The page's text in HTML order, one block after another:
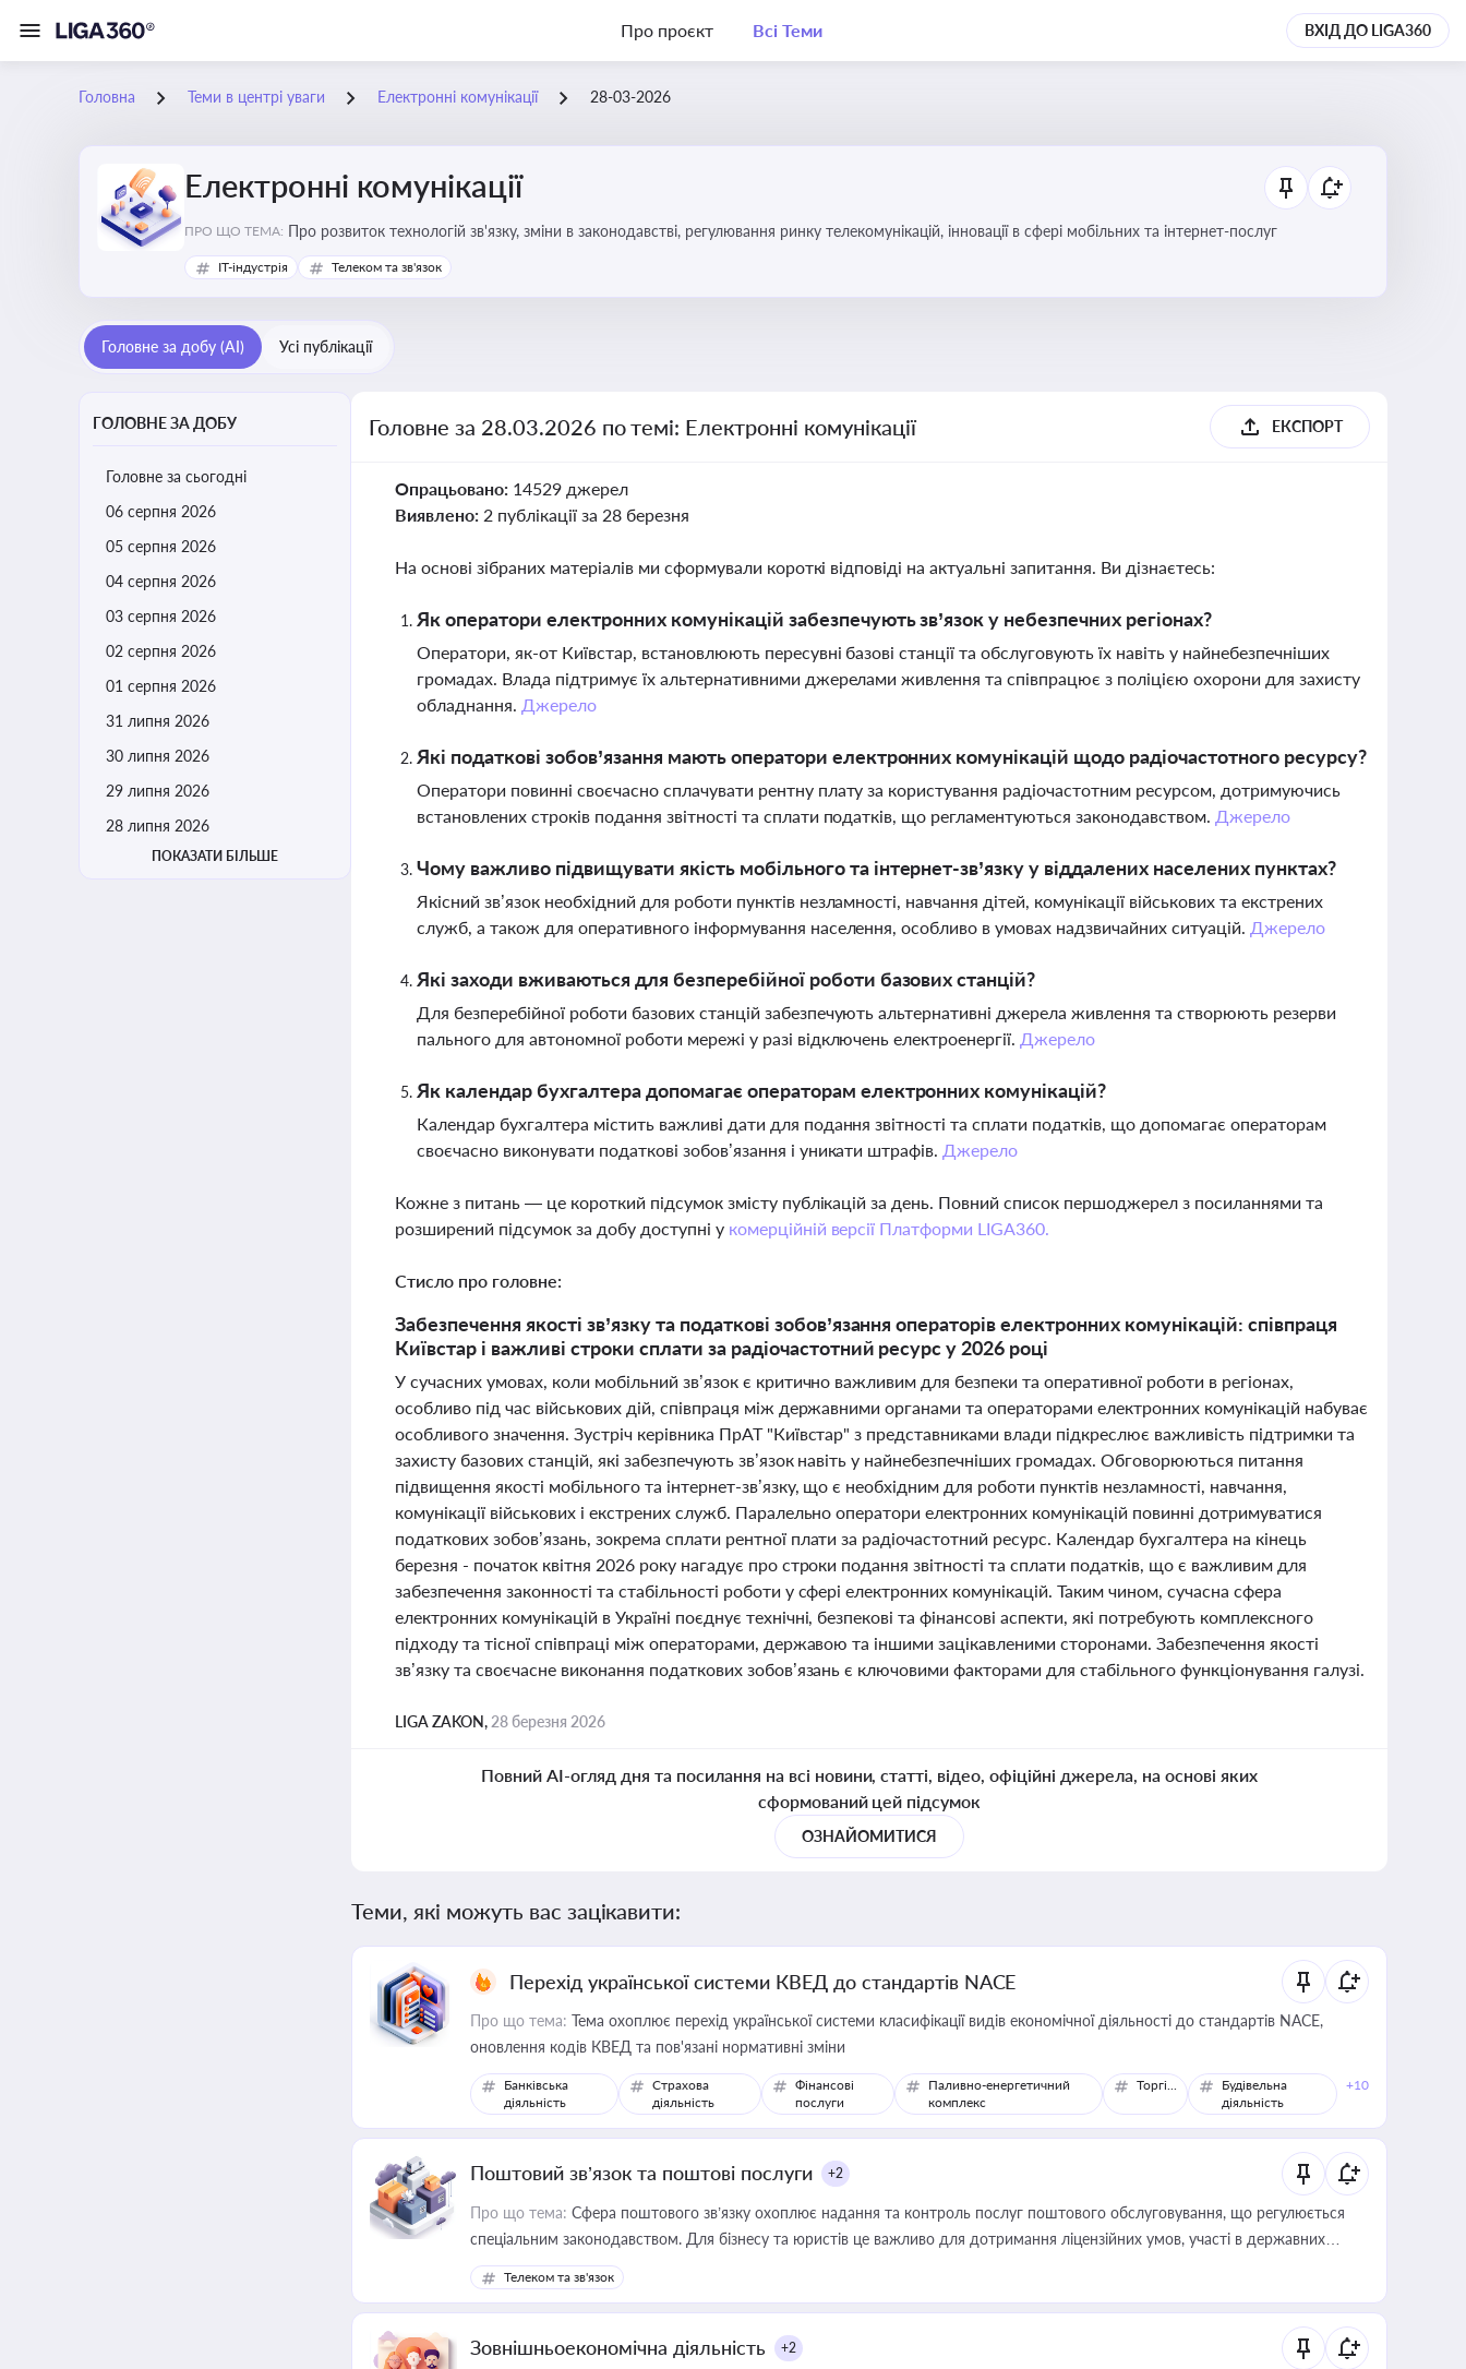
Про проєкт Всі Теми ВХІД ДО LIGA360
Головна Теми в центрі уваги Електронні комунікації 28-03-2026
Електронні комунікації
ПРО ЩО ТЕМА: Про розвиток технологій зв'язку, зміни в законодавстві, регулювання ринку телекомунікацій, інновації в сфері мобільних та інтернет-послуг
IT-індустрія Телеком та зв'язок
Головне за добу (AI) Усі публікації
ГОЛОВНЕ ЗА ДОБУ
Головне за сьогодні
06 серпня 2026
05 серпня 2026
04 серпня 2026
03 серпня 2026
02 серпня 2026
01 серпня 2026
31 липня 2026
30 липня 2026
29 липня 2026
28 липня 2026
ПОКАЗАТИ БІЛЬШЕ
Головне за 28.03.2026 по темі: Електронні комунікації ЕКСПОРТ
Опрацьовано: 14529 джерел
Виявлено: 2 публікації за 28 березня
На основі зібраних матеріалів ми сформували короткі відповіді на актуальні запитання. Ви дізнаєтесь:
Як оператори електронних комунікацій забезпечують зв’язок у небезпечних регіонах?
Оператори, як-от Київстар, встановлюють пересувні базові станції та обслуговують їх навіть у найнебезпечніших
громадах. Влада підтримує їх альтернативними джерелами живлення та співпрацює з поліцією охорони для захисту
обладнання. Джерело
Які податкові зобов’язання мають оператори електронних комунікацій щодо радіочастотного ресурсу?
Оператори повинні своєчасно сплачувати рентну плату за користування радіочастотним ресурсом, дотримуючись
встановлених строків подання звітності та сплати податків, що регламентуються законодавством. Джерело
Чому важливо підвищувати якість мобільного та інтернет-зв’язку у віддалених населених пунктах?
Якісний зв’язок необхідний для роботи пунктів незламності, навчання дітей, комунікації військових та екстрених
служб, а також для оперативного інформування населення, особливо в умовах надзвичайних ситуацій. Джерело
Які заходи вживаються для безперебійної роботи базових станцій?
Для безперебійної роботи базових станцій забезпечують альтернативні джерела живлення та створюють резерви
пального для автономної роботи мережі у разі відключень електроенергії. Джерело
Як календар бухгалтера допомагає операторам електронних комунікацій?
Календар бухгалтера містить важливі дати для подання звітності та сплати податків, що допомагає операторам
своєчасно виконувати податкові зобов’язання і уникати штрафів. Джерело
Кожне з питань — це короткий підсумок змісту публікацій за день. Повний список першоджерел з посиланнями та
розширений підсумок за добу доступні у комерційній версії Платформи LIGA360.
Стисло про головне:
Забезпечення якості зв’язку та податкові зобов’язання операторів електронних комунікацій: співпраця
Київстар і важливі строки сплати за радіочастотний ресурс у 2026 році
У сучасних умовах, коли мобільний зв’язок є критично важливим для безпеки та оперативної роботи в регіонах,
особливо під час військових дій, співпраця між державними органами та операторами електронних комунікацій набуває
особливого значення. Зустріч керівника ПрАТ "Київстар" з представниками влади підкреслює важливість підтримки та
захисту базових станцій, які забезпечують зв’язок навіть у найнебезпечніших громадах. Обговорюються питання
підвищення якості мобільного та інтернет-зв’язку, що є необхідним для роботи пунктів незламності, навчання,
комунікації військових і екстрених служб. Паралельно оператори електронних комунікацій повинні дотримуватися
податкових зобов’язань, зокрема сплати рентної плати за радіочастотний ресурс. Календар бухгалтера на кінець
березня - початок квітня 2026 року нагадує про строки подання звітності та сплати податків, що є важливим для
забезпечення законності та стабільності роботи у сфері електронних комунікацій. Таким чином, сучасна сфера
електронних комунікацій в Україні поєднує технічні, безпекові та фінансові аспекти, які потребують комплексного
підходу та тісної співпраці між операторами, державою та іншими зацікавленими сторонами. Забезпечення якості
зв’язку та своєчасне виконання податкових зобов’язань є ключовими факторами для стабільного функціонування галузі.
LIGA ZAKON, 28 березня 2026
Повний AI-огляд дня та посилання на всі новини, статті, відео, офіційні джерела, на основі яких
сформований цей підсумок
ОЗНАЙОМИТИСЯ
Теми, які можуть вас зацікавити:
Перехід української системи КВЕД до стандартів NACE
Про що тема: Тема охоплює перехід української системи класифікації видів економічної діяльності до стандартів NACE,
оновлення кодів КВЕД та пов'язані нормативні зміни
Банківська
діяльність
Страхова
діяльність
Фінансові
послуги
Паливно-енергетичний
комплекс
Торгівля
Будівельна
діяльність
+10
Поштовий зв’язок та поштові послуги +2
Про що тема: Сфера поштового зв’язку охоплює надання та контроль послуг поштового обслуговування, що регулюється
спеціальним законодавством. Для бізнесу та юристів це важливо для дотримання ліцензійних умов, участі в державних
реєстрах і забезпечення прав споживачів.
Телеком та зв'язок
Зовнішньоекономічна діяльність +2